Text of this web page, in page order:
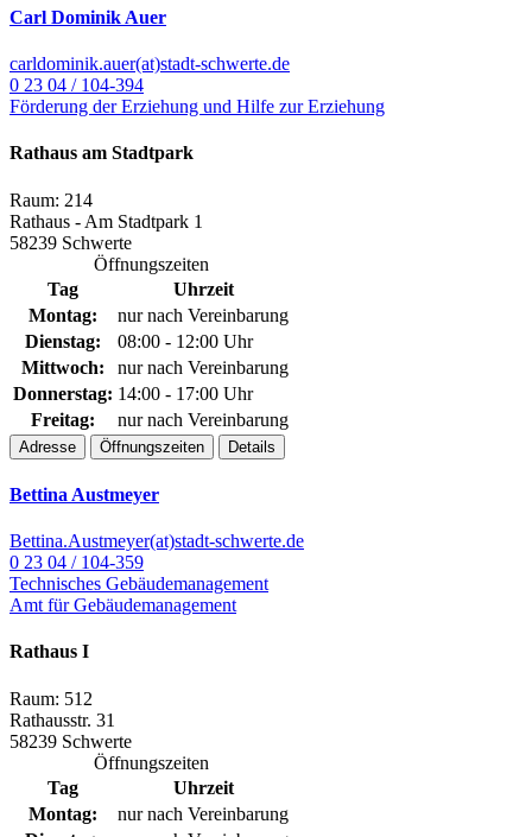
Carl Dominik Auer
carldominik.auer(at)stadt-schwerte.de
0 23 04 / 104-394
Förderung der Erziehung und Hilfe zur Erziehung
Rathaus am Stadtpark
Raum: 214
Rathaus - Am Stadtpark 1
58239 Schwerte
Öffnungszeiten
Tag
Uhrzeit
Montag:
nur nach Vereinbarung
Dienstag:
08:00 - 12:00 Uhr
Mittwoch:
nur nach Vereinbarung
Donnerstag: 14:00 - 17:00 Uhr
Freitag:
nur nach Vereinbarung
Adresse Öffnungszeiten Details
Bettina Austmeyer
Bettina.Austmeyer(at)stadt-schwerte.de
0 23 04 / 104-359
Technisches Gebäudemanagement
Amt für Gebäudemanagement
Rathaus I
Raum: 512
Rathausstr. 31
58239 Schwerte
Öffnungszeiten
Tag
Uhrzeit
Montag:
nur nach Vereinbarung